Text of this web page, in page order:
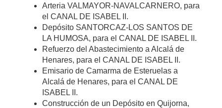
Arteria VALMAYOR-NAVALCARNERO, para
el CANAL DE ISABEL II.
Depósito SANTORCAZ-LOS SANTOS DE
LA HUMOSA, para el CANAL DE ISABEL II.
Refuerzo del Abastecimiento a Alcalá de
Henares, para el CANAL DE ISABEL II.
Emisario de Camarma de Esteruelas a
Alcalá de Henares, para el CANAL DE
ISABEL II.
Construcción de un Depósito en Quijorna,